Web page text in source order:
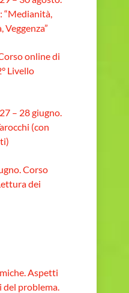
“Medianità,
Veggenza”
online di
Livello
– 28 giugno.
(con
Corso
dei
Aspetti
del problema.